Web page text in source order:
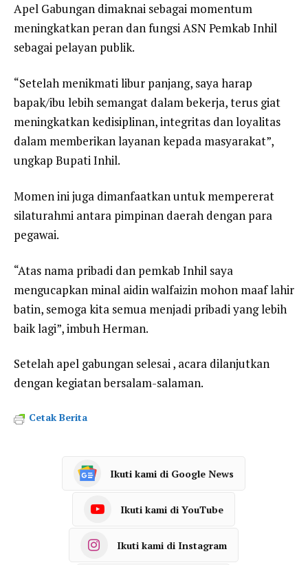
Apel Gabungan dimaknai sebagai momentum
meningkatkan peran dan fungsi ASN Pemkab Inhil
sebagai pelayan publik.
“Setelah menikmati libur panjang, saya harap
bapak/ibu lebih semangat dalam bekerja, terus giat
meningkatkan kedisiplinan, integritas dan loyalitas
dalam memberikan layanan kepada masyarakat”,
ungkap Bupati Inhil.
Momen ini juga dimanfaatkan untuk mempererat
silaturahmi antara pimpinan daerah dengan para
pegawai.
“Atas nama pribadi dan pemkab Inhil saya
mengucapkan minal aidin walfaizin mohon maaf lahir
batin, semoga kita semua menjadi pribadi yang lebih
baik lagi”, imbuh Herman.
Setelah apel gabungan selesai , acara dilanjutkan
dengan kegiatan bersalam-salaman.
Cetak Berita
Ikuti kami di Google News
Ikuti kami di YouTube
Ikuti kami di Instagram